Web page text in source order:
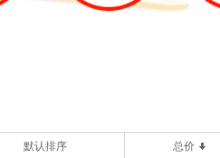
默认排序 总价